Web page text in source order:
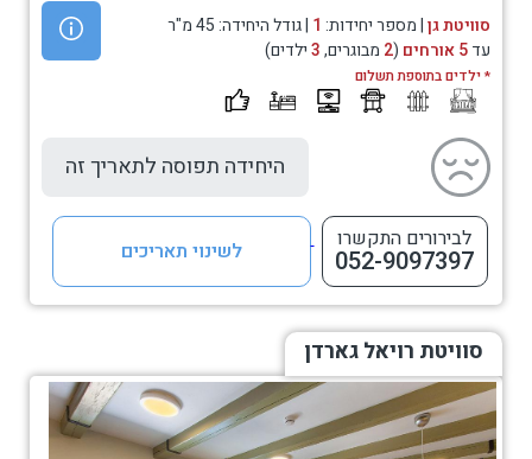
סוויטת גן| מספר יחידות: 1 | גודל היחידה: 45 מ"ר
עד5 אורחים (
2 מבוגרים,3ילדים)
* ילדים בתוספת תשלום
היחידה תפוסה לתאריך זה
לבירורים התקשרו
052-9097397 לשינוי תאריכים
סוויטת רויאל גארדן